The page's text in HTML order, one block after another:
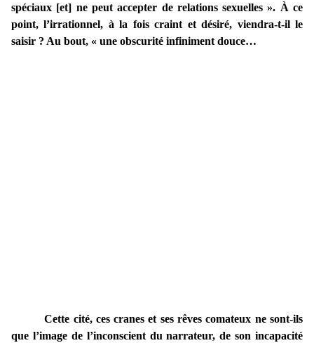
spéciaux [et] ne peut accepter de relations sexuelles ». À ce
point, l’irrationnel, à la fois craint et désiré, viendra-t-il le
saisir ? Au bout, « une obscurité infiniment douce…
Cette cité, ces cranes et ses rêves comateux ne sont-ils
que l’image de l’inconscient du narrateur, de son incapacité